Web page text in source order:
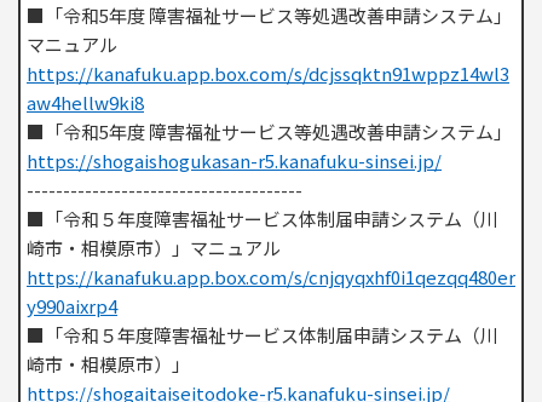
■「令和5年度 障害福祉サービス等処遇改善申請システム」
マニュアル
https://kanafuku.app.box.com/s/dcjssqktn91wppz14wl3
aw4hellw9ki8
■「令和5年度 障害福祉サービス等処遇改善申請システム」
https://shogaishogukasan-r5.kanafuku-sinsei.jp/
--------------------------------------
■「令和５年度障害福祉サービス体制届申請システム（川
崎市・相模原市）」マニュアル
https://kanafuku.app.box.com/s/cnjqyqxhf0i1qezqq480er
y990aixrp4
■「令和５年度障害福祉サービス体制届申請システム（川
崎市・相模原市）」
https://shogaitaiseitodoke-r5.kanafuku-sinsei.jp/